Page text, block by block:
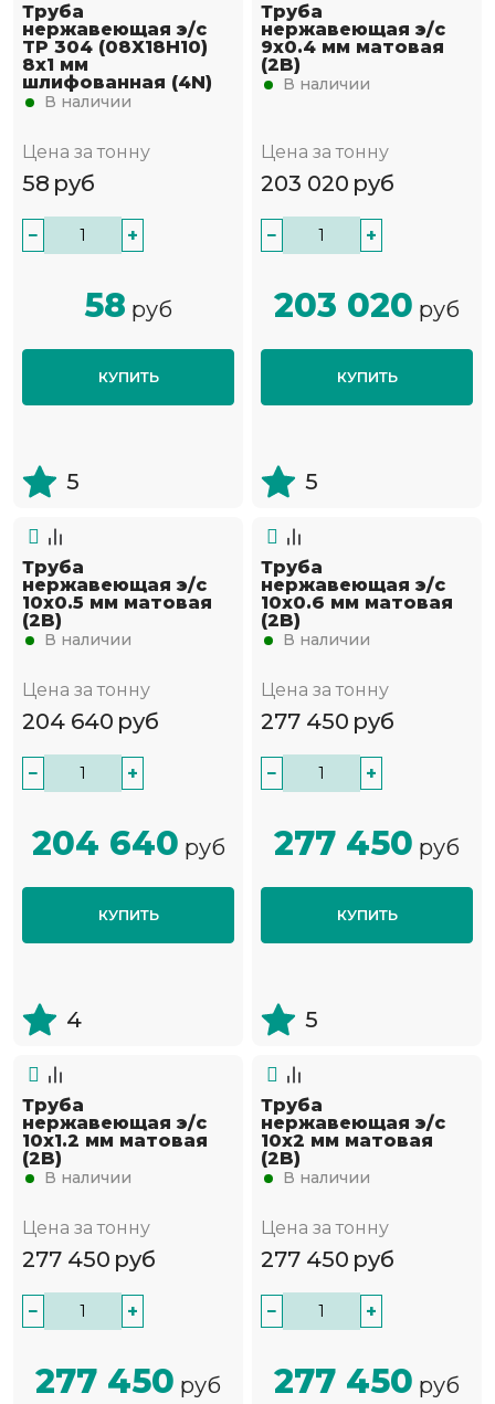
Труба
нержавеющая э/с
TP 304 (08Х18Н10)
8х1 мм
шлифованная (4N)
В наличии
Цена за тонну
58 руб
− +
58 руб
КУПИТЬ
5
Труба
нержавеющая э/с
9х0.4 мм матовая
(2B)
В наличии
Цена за тонну
203 020 руб
− +
203 020 руб
КУПИТЬ
5
Труба
нержавеющая э/с
10х0.5 мм матовая
(2B)
В наличии
Цена за тонну
204 640 руб
− +
204 640 руб
КУПИТЬ
4
Труба
нержавеющая э/с
10х0.6 мм матовая
(2B)
В наличии
Цена за тонну
277 450 руб
− +
277 450 руб
КУПИТЬ
5
Труба
нержавеющая э/с
10х1.2 мм матовая
(2B)
В наличии
Цена за тонну
277 450 руб
− +
277 450 руб
Труба
нержавеющая э/с
10х2 мм матовая
(2B)
В наличии
Цена за тонну
277 450 руб
− +
277 450 руб